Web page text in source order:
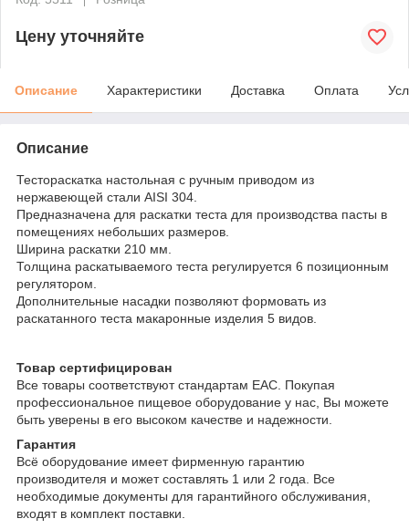
Цену уточняйте
Описание Характеристики Доставка Оплата
Описание
Тестораскатка настольная с ручным приводом из
нержавеющей стали AISI 304.
Предназначена для раскатки теста для производства пасты в
помещениях небольших размеров.
Ширина раскатки 210 мм.
Толщина раскатываемого теста регулируется 6 позиционным
регулятором.
Дополнительные насадки позволяют формовать из
раскатанного теста макаронные изделия 5 видов.
Товар сертифицирован
Все товары соответствуют стандартам EAC. Покупая
профессиональное пищевое оборудование у нас, Вы можете
быть уверены в его высоком качестве и надежности.
Гарантия
Всё оборудование имеет фирменную гарантию
производителя и может составлять 1 или 2 года. Все
необходимые документы для гарантийного обслуживания,
входят в комплект поставки.